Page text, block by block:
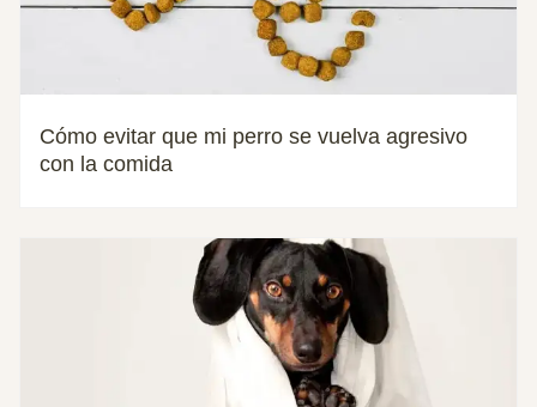
Cómo evitar que mi perro se vuelva agresivo
con la comida